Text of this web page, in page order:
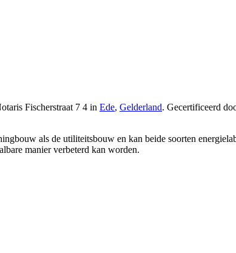
Fischerstraat 7 4 in Ede, Gelderland. Gecertificeerd
als de utiliteitsbouw en kan beide soorten
manier verbeterd kan worden.